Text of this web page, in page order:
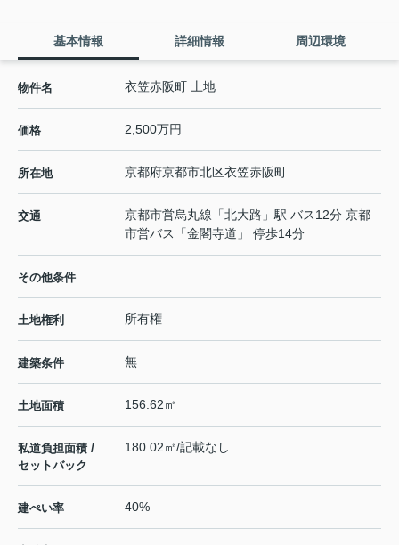
基本情報 詳細情報 周辺環境
物件名 衣笠赤阪町 土地
価格 2,500万円
所在地 京都府京都市北区衣笠赤阪町
交通 京都市営烏丸線 「北大路 」駅 バス12分 京都
市営バス「金閣寺道」 停歩14分
その他条件
土地権利 所有権
建築条件 無
土地面積 156.62㎡
私道負担面積 /
セットバック
180.02㎡/記載なし
建ぺい率 40%